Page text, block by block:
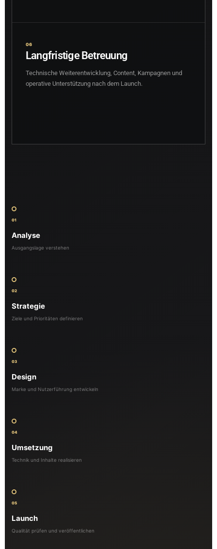
06
Langfristige Betreuung
Technische Weiterentwicklung, Content, Kampagnen und
operative Unterstützung nach dem Launch.
01
Analyse
Ausgangslage verstehen
02
Strategie
Ziele und Prioritäten definieren
03
Design
Marke und Nutzerführung entwickeln
04
Umsetzung
Technik und Inhalte realisieren
05
Launch
Qualität prüfen und veröffentlichen